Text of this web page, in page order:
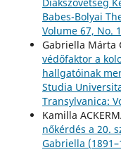
Babes-Bolyai
Volume 67, No.
Gabriella Márta
védőfaktor a
hallgatóinak
Studia
Transylvanica:
Kamilla
nőkérdés a 20.
Gabriella